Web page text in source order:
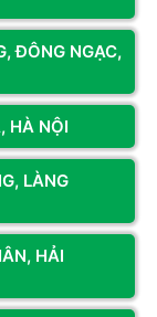
tiên tiến và về
khai dưới dạng
độ trễ, cách tiếp
của AMD có thể
bộ nhớ đệm như
với bộ nhớ đệm
xử lý Xeon thế hệ
ĐÔNG NGẠC,
HÀ NỘI
LÀNG
HẢI